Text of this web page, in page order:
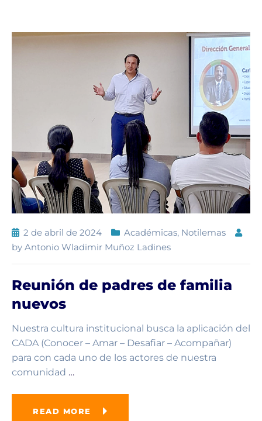
2 de abril de 2024 Académicas, Notilemas
by Antonio Wladimir Muñoz Ladines
Reunión de padres de familia
nuevos
Nuestra cultura institucional busca la aplicación del
CADA (Conocer – Amar – Desafiar – Acompañar)
para con cada uno de los actores de nuestra
comunidad …
READ MORE